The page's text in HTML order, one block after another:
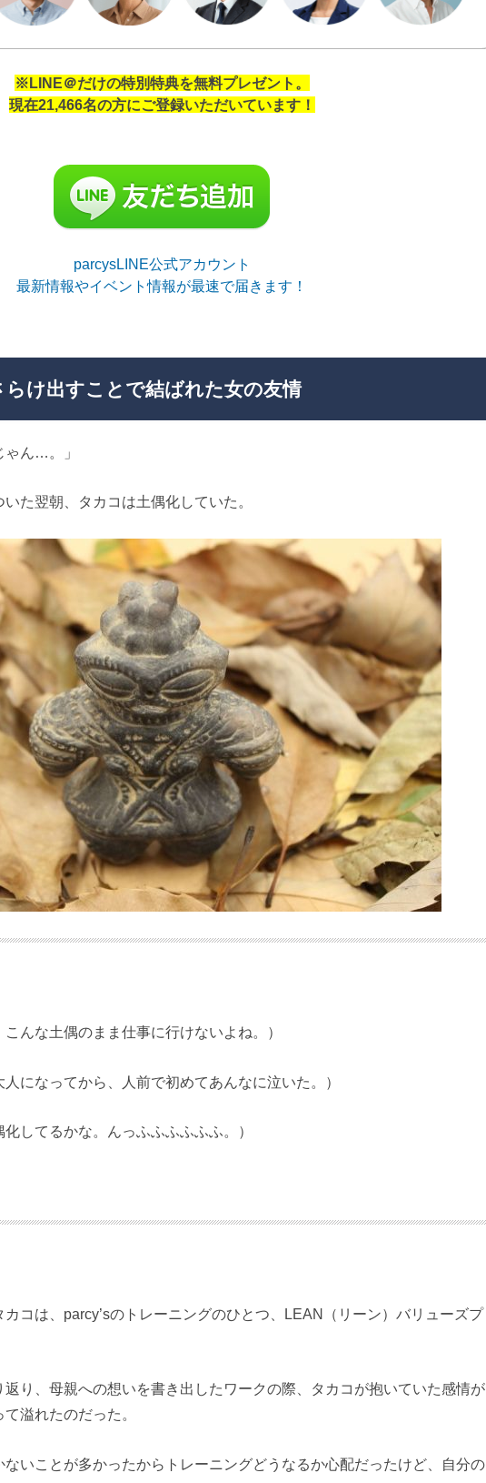
※LINE＠だけの特別特典を無料プレゼント。
現在21,466名の方にご登録いただいています！
parcysLINE公式アカウント
最新情報やイベント情報が最速で届きます！
け出すことで結ばれた女の友情
ゃん…。」
た翌朝、タカコは土偶化していた。
こんな土偶のまま仕事に行けないよね。）
人になってから、人前で初めてあんなに泣いた。）
化してるかな。んっふふふふふふ。）
コは、parcy’sのトレーニングのひとつ、LEAN（リーン）バリューズプ
り、母親への想いを書き出したワークの際、タカコが抱いていた感情が
溢れたのだった。
ないことが多かったからトレーニングどうなるか心配だったけど、自分の